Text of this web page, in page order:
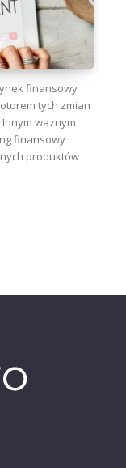
finansowy
tych zmian
ważnym
finansowy
produktów